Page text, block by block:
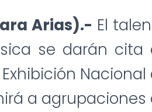
Arias).- El
se darán cita
Nacional
a agrupaciones